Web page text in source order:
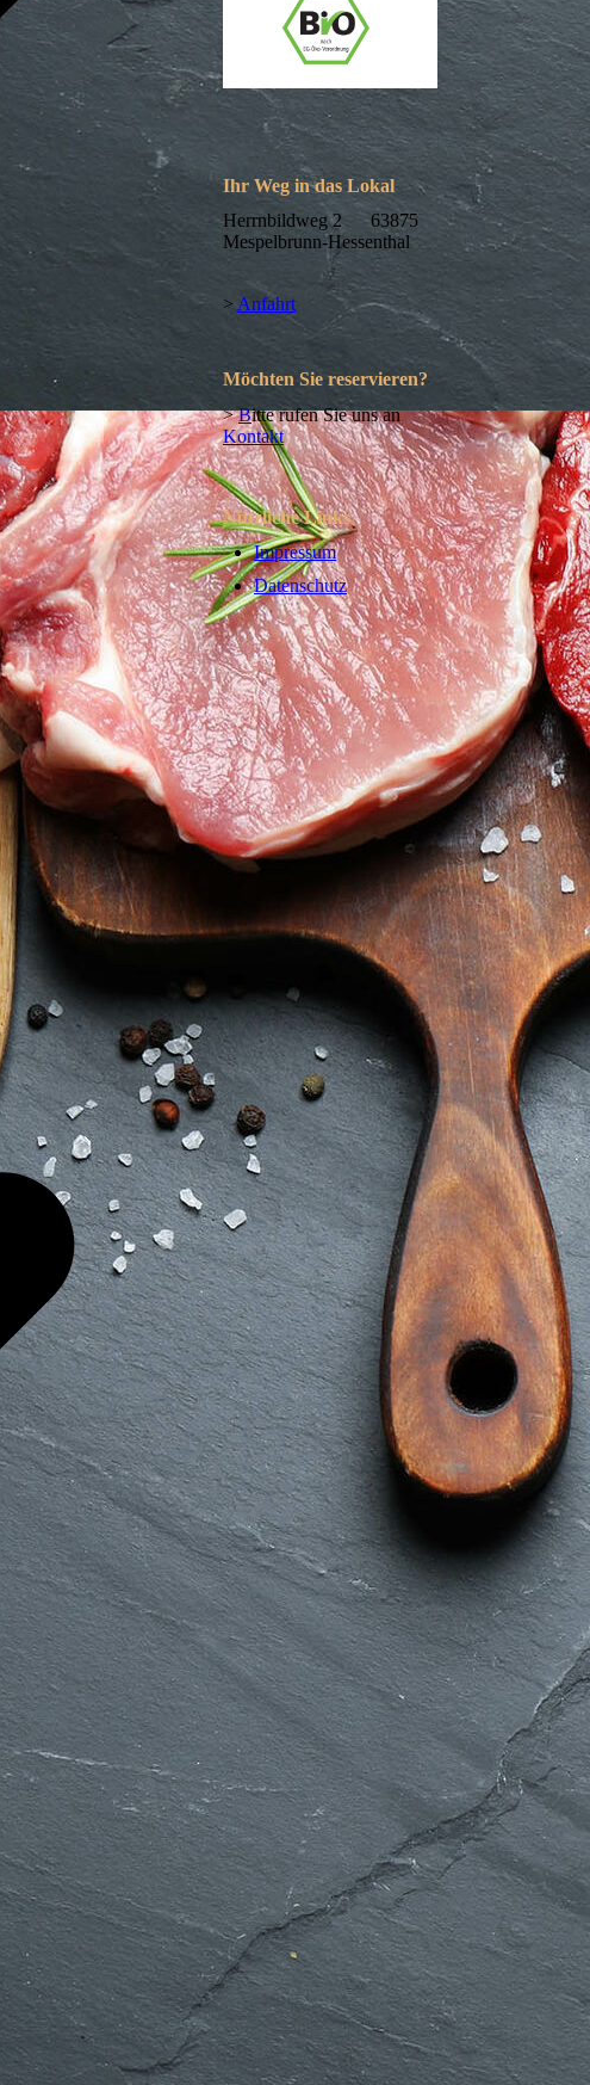
Ihr Weg in das Lokal
Herrnbildweg 2 63875
Mespelbrunn-Hessenthal
> Anfahrt
Möchten Sie reservieren?
>Bitte rufen Sie uns an
Kontakt
Nützliche Links
Impressum
Datenschutz